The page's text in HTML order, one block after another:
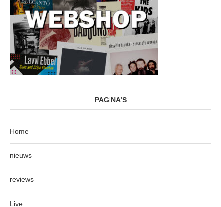
PAGINA’S
Home
nieuws
reviews
Live